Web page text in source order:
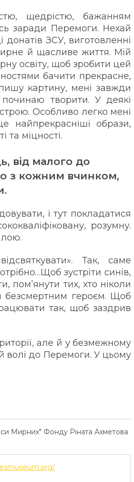
щедрістю, бажанням
заради Перемоги. Нехай
донатів ЗСУ, виготовленні
й щасливе життя. Мій
освіту, щоб зробити цей
бачити прекрасне,
картину, мені завжди
творити. У деякі
Особливо легко мені
найпрекрасніші образи,
та міцності.
від малого до
з кожним вчинком,
і тут покладатися
розумну.
Так, саме
зустріти синів,
пом’янути тих, хто ніколи
безсмертним героєм. Щоб
так, щоб заздрив
але й у безмежному
волі до Перемоги. У цьому
Мирних" Фонду Ріната Ахметова